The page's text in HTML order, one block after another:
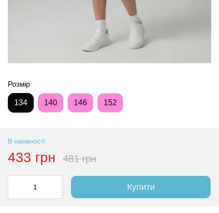
Розмір
134 140 146 152
В наявності
433 грн 481 грн
Купити